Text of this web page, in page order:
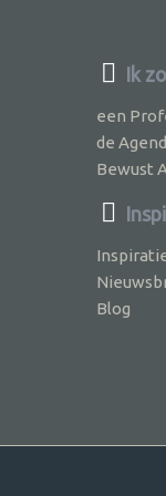
Ik
een
de
Bewust
Blog